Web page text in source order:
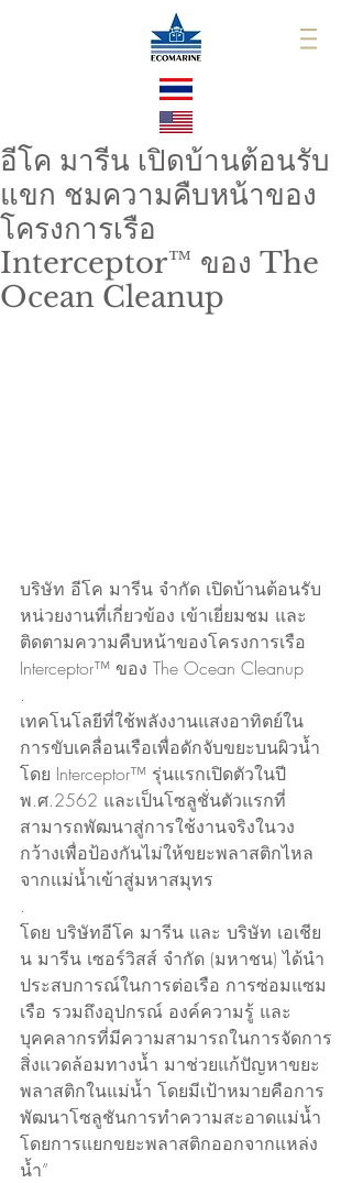
อีโค มารีน เปิดบ้านต้อนรับ
แขก ชมความคืบหน้าของ
โครงการเรือ
Interceptor™ ของ The
Ocean Cleanup
บริษัท อีโค มารีน จำกัด เปิดบ้านต้อนรับ
หน่วยงานที่เกี่ยวข้อง เข้าเยี่ยมชม และ
ติดตามความคืบหน้าของโครงการเรือ
Interceptor™ ของ The Ocean Cleanup
.
เทคโนโลยีที่ใช้พลังงานแสงอาทิตย์ใน
การขับเคลื่อนเรือเพื่อดักจับขยะบนผิวน้ำ
โดย Interceptor™ รุ่นแรกเปิดตัวในปี
พ.ศ.2562 และเป็นโซลูชั่นตัวแรกที่
สามารถพัฒนาสู่การใช้งานจริงในวง
กว้างเพื่อป้องกันไม่ให้ขยะพลาสติกไหล
จากแม่น้ำเข้าสู่มหาสมุทร
.
โดย บริษัทอีโค มารีน และ บริษัท เอเชีย
น มารีน เซอร์วิสส์ จำกัด (มหาชน) ได้นำ
ประสบการณ์ในการต่อเรือ การซ่อมแซม
เรือ รวมถึงอุปกรณ์ องค์ความรู้ และ
บุคคลากรที่มีความสามารถในการจัดการ
สิ่งแวดล้อมทางน้ำ มาช่วยแก้ปัญหาขยะ
พลาสติกในแม่น้ำ โดยมีเป้าหมายคือการ
พัฒนาโซลูชันการทำความสะอาดแม่น้ำ
โดยการแยกขยะพลาสติกออกจากแหล่ง
น้ำ”